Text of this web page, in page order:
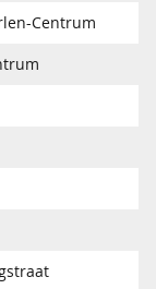
Centrum